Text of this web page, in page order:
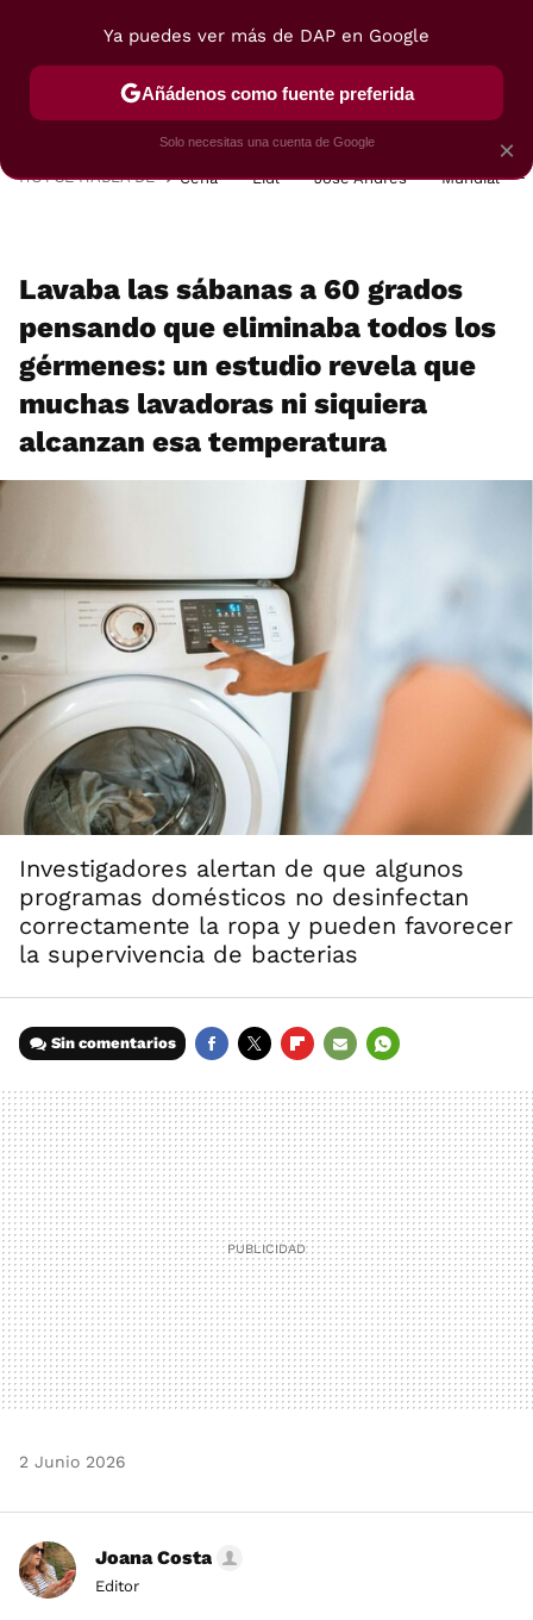
POSTRES VIAJES SELECCIÓN VEGUI
HOY SE HABLA DE Cena Lidl José Andrés Mundial
Lavaba las sábanas a 60 grados
pensando que eliminaba todos los
gérmenes: un estudio revela que
muchas lavadoras ni siquiera
alcanzan esa temperatura
Investigadores alertan de que algunos
programas domésticos no desinfectan
correctamente la ropa y pueden favorecer
la supervivencia de bacterias
Sin comentarios
MAIL
2 Junio 2026
Joana Costa
Editor
×
Ya puedes ver más de DAP en Google
Añádenos como fuente preferida
Solo necesitas una cuenta de Google